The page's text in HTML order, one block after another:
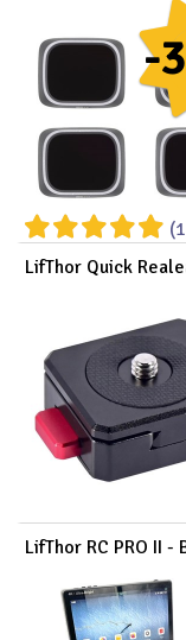
Raketer
Scooter &
Solenergi
Verktyg,
-
LifThor Quick
LifThor RC PRO II